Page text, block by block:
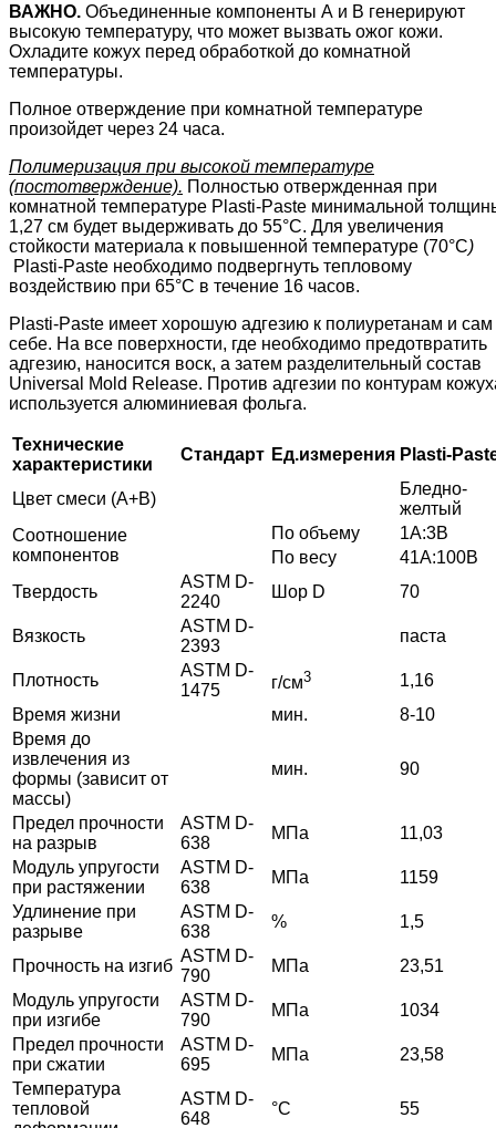
ВАЖНО. Объединенные компоненты А и В генерируют
высокую температуру, что может вызвать ожог кожи.
Охладите кожух перед обработкой до комнатной
температуры.
Полное отверждение при комнатной температуре
произойдет через 24 часа.
Полимеризация при высокой температуре
(постотверждение). Полностью отвержденная при
комнатной температуре Plasti-Paste минимальной
1,27 см будет выдерживать до 55°С. Для увеличения
стойкости материала к повышенной температуре (70°С)
Plasti-Paste необходимо подвергнуть тепловому
воздействию при 65°С в течение 16 часов.
Plasti-Paste имеет хорошую адгезию к полиуретанам и сам
себе. На все поверхности, где необходимо предотвратить
адгезию, наносится воск, а затем разделительный состав
Universal Mold Release. Против адгезии по контурам
используется алюминиевая фольга.
Технические
характеристики
Стандарт Ед.измерения Plasti-
Цвет смеси (А+В)
Бледно-
желтый
Соотношение
компонентов
По объему
1А:3В
По весу
41А:100В
Твердость
ASTM D-
2240
Шор D 70
Вязкость
ASTM D-
2393
паста
Плотность
ASTM D-
1475
г/см3
1,16
Время жизни
мин.
8-10
Время до
извлечения из
формы (зависит от
массы)
мин. 90
Предел прочности
на разрыв
ASTM D-
638
МПа
11,03
Модуль упругости
при растяжении
ASTM D-
638
МПа
1159
Удлинение при
разрыве
ASTM D-
638
% 1,5
Прочность на изгиб
ASTM D-
790
МПа
23,51
Модуль упругости
при изгибе
ASTM D-
790
МПа
1034
Предел прочности
при сжатии
ASTM D-
695
МПа
23,58
Температура
тепловой
ASTM D-
648
°С 55